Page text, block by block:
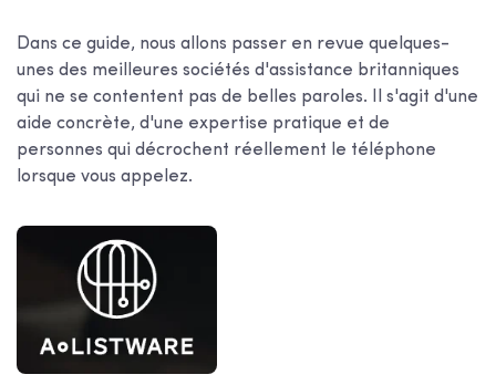
Dans ce guide, nous allons passer en revue quelques-
unes des meilleures sociétés d'assistance britanniques
qui ne se contentent pas de belles paroles. Il s'agit d'une
aide concrète, d'une expertise pratique et de
personnes qui décrochent réellement le téléphone
lorsque vous appelez.